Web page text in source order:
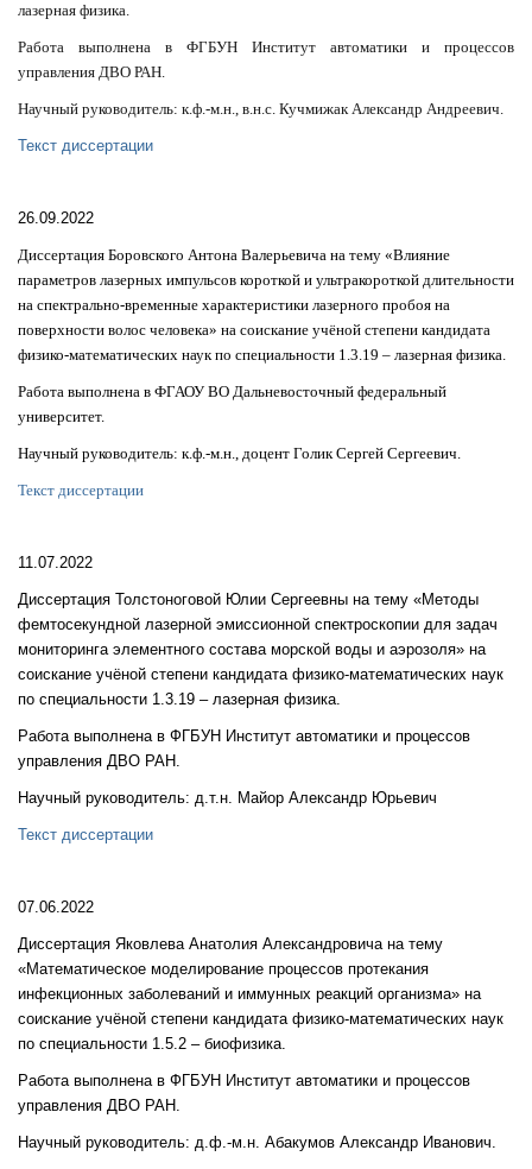
лазерная физика.
Работа выполнена в ФГБУН Институт автоматики и процессов
управления ДВО РАН.
Научный руководитель: к.ф.-м.н., в.н.с. Кучмижак Александр Андреевич.
Текст диссертации
26.09.2022
Диссертация Боровского Антона Валерьевича на тему «Влияние
параметров лазерных импульсов короткой и ультракороткой длительности
на спектрально-временные характеристики лазерного пробоя на
поверхности волос человека» на соискание учёной степени кандидата
физико-математических наук по специальности 1.3.19 – лазерная физика.
Работа выполнена в ФГАОУ ВО Дальневосточный федеральный
университет.
Научный руководитель: к.ф.-м.н., доцент Голик Сергей Сергеевич.
Текст диссертации
11.07.2022
Диссертация Толстоноговой Юлии Сергеевны на тему «Методы
фемтосекундной лазерной эмиссионной спектроскопии для задач
мониторинга элементного состава морской воды и аэрозоля» на
соискание учёной степени кандидата физико-математических наук
по специальности 1.3.19 – лазерная физика.
Работа выполнена в ФГБУН Институт автоматики и процессов
управления ДВО РАН.
Научный руководитель: д.т.н. Майор Александр Юрьевич
Текст диссертации
07.06.2022
Диссертация Яковлева Анатолия Александровича на тему
«Математическое моделирование процессов протекания
инфекционных заболеваний и иммунных реакций организма» на
соискание учёной степени кандидата физико-математических наук
по специальности 1.5.2 – биофизика.
Работа выполнена в ФГБУН Институт автоматики и процессов
управления ДВО РАН.
Научный руководитель: д.ф.-м.н. Абакумов Александр Иванович.